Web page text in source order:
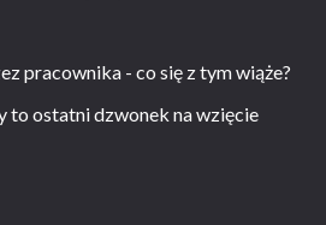
pracownika - co się z tym wiąże?
to ostatni dzwonek na wzięcie